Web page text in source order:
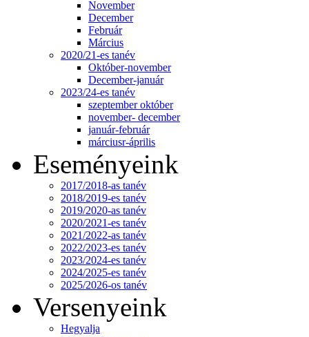
November
December
Február
Március
2020/21-es tanév
Október-november
December-január
2023/24-es tanév
szeptember október
november- december
január-február
márciusr-április
Eseményeink
2017/2018-as tanév
2018/2019-es tanév
2019/2020-as tanév
2020/2021-es tanév
2021/2022-as tanév
2022/2023-es tanév
2023/2024-es tanév
2024/2025-es tanév
2025/2026-os tanév
Versenyeink
Hegyalja